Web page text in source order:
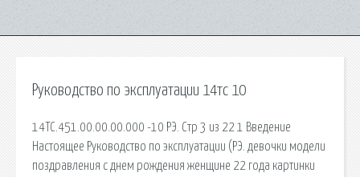
Руководство по эксплуатации 14тс 10
14ТС.451.00.00.00.000 -10 РЭ. Стр 3 из 22 1 Введение
Настоящее Руководство по эксплуатации (РЭ. девочки модели
поздравления с днем рождения женщине 22 года картинки